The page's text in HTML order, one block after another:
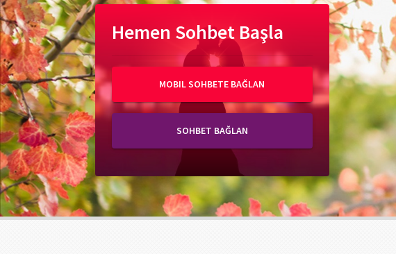
Hemen Sohbet Başla
MOBIL SOHBETE BAĞLAN
SOHBET BAĞLAN